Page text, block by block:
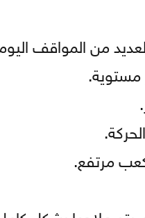
من المواقف
مرتفع.